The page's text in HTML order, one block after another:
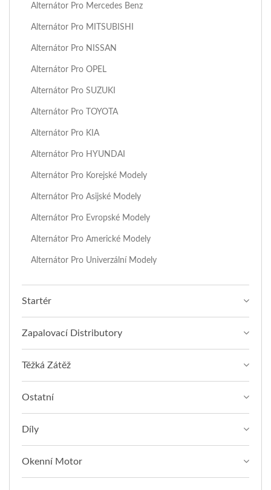
Alternátor Pro Mercedes Benz
Alternátor Pro MITSUBISHI
Alternátor Pro NISSAN
Alternátor Pro OPEL
Alternátor Pro SUZUKI
Alternátor Pro TOYOTA
Alternátor Pro KIA
Alternátor Pro HYUNDAI
Alternátor Pro Korejské Modely
Alternátor Pro Asijské Modely
Alternátor Pro Evropské Modely
Alternátor Pro Americké Modely
Alternátor Pro Univerzální Modely
Startér
Zapalovací Distributory
Těžká Zátěž
Ostatní
Díly
Okenní Motor